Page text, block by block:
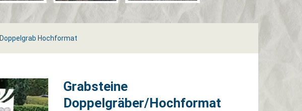
Doppelgrab Hochformat
Grabsteine
Doppelgräber/Hochformat